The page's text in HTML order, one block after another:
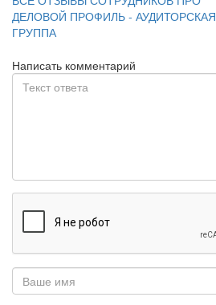
ДЕЛОВОЙ ПРОФИЛЬ - АУДИТОРСКАЯ
ГРУППА
Написать комментарий